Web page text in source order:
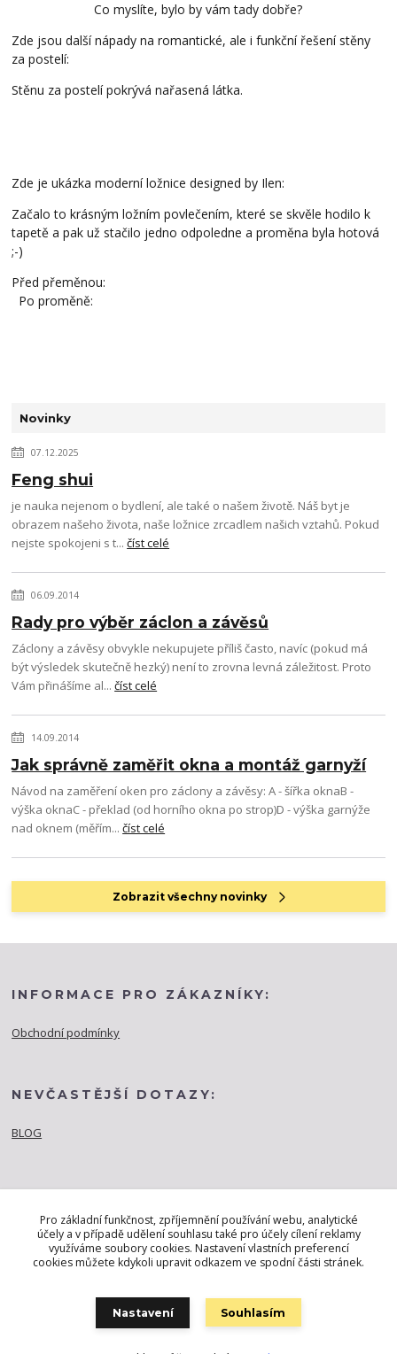
Novinky
07.12.2025
Feng shui
je nauka nejenom o bydlení, ale také o našem životě. Náš byt je
obrazem našeho života, naše ložnice zrcadlem našich vztahů. Pokud
nejste spokojeni s t...číst celé
06.09.2014
Rady pro výběr záclon a závěsů
Záclony a závěsy obvykle nekupujete příliš často, navíc (pokud má
být výsledek skutečně hezký) není to zrovna levná záležitost. Proto
Vám přinášíme al...číst celé
14.09.2014
Jak správně zaměřit okna a montáž garnyží
Návod na zaměření oken pro záclony a závěsy: A - šířka oknaB -
výška oknaC - překlad (od horního okna po strop)D - výška garnýže
nad oknem (měřím...číst celé
Zobrazit všechny novinky
Co myslíte, bylo by vám tady dobře?
Zde jsou další nápady na romantické, ale i funkční řešení stěny
za postelí:
Stěnu za postelí pokrývá nařasená látka.
Zde je ukázka moderní ložnice designed by Ilen:
Začalo to krásným ložním povlečením, které se skvěle hodilo k
tapetě a pak už stačilo jedno odpoledne a proměna byla hotová
;-)
Před přeměnou:
Po proměně:
INFORMACE PRO ZÁKAZNÍKY:
Obchodní podmínky
NEVČASTĚJŠÍ DOTAZY:
BLOG
Pro základní funkčnost, zpříjemnění používání webu, analytické
účely a v případě udělení souhlasu také pro účely cílení reklamy
využíváme soubory cookies. Nastavení vlastních preferencí
cookies můžete kdykoli upravit odkazem ve spodní části stránek.
Nastavení Souhlasím